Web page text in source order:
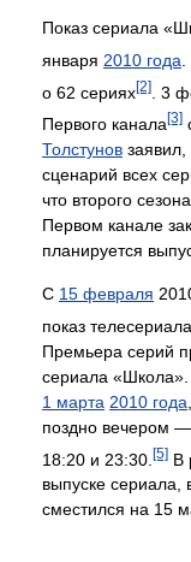
Показ сериала
января 2010 года
о 62 сериях[2]
. 3
Первого канала [3]
Толстунов
сценарий всех
что второго
Первом канале
планируется
С 15 февраля
показ
Премьера серий
сериала
1 марта 2010 года
поздно вечером
18:20 и 23:30. [5] В
выпуске
сместился на 15